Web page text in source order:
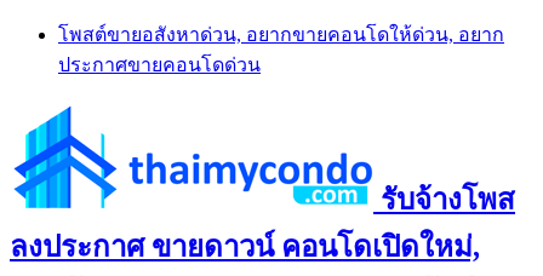
Skip
content
โพสต์ขายอสังหาด่วน, อยากขายคอนโดให้ด่วน, อยาก
ประกาศขายคอนโดด่วน
รับจ้างโพส
ลงประกาศ ขายดาวน์ คอนโดเปิดใหม่,